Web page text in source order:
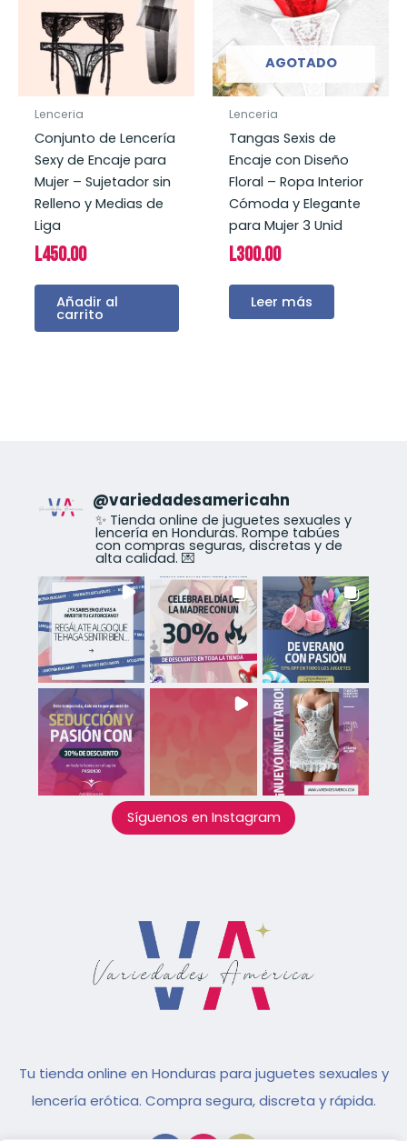
Lenceria
Conjunto de Lencería
Sexy de Encaje para
Mujer – Sujetador sin
Relleno y Medias de
Liga
L450.00
Añadir al
carrito
AGOTADO
Lenceria
Tangas Sexis de
Encaje con Diseño
Floral – Ropa Interior
Cómoda y Elegante
para Mujer 3 Unid
L300.00
Leer más
@variedadesamericahn
✨ Tienda online de juguetes sexuales y
lencería en Honduras. Rompe tabúes
con compras seguras, discretas y de
alta calidad. 💌
Síguenos en Instagram
Tu tienda online en Honduras para juguetes sexuales y
lencería erótica. Compra segura, discreta y rápida.